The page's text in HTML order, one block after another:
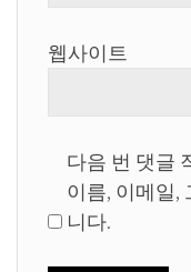
웹사이트
다음 번 댓글
이름, 이메일,
니다.